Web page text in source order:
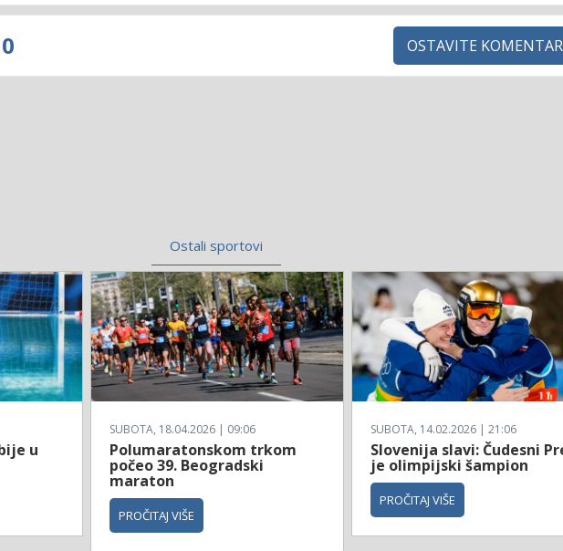
0 OSTAVITE KOMENTAR
Ostali sportovi
u
SUBOTA, 18.04.2026 | 09:06
Polumaratonskom trkom
počeo 39. Beogradski
maraton
PROČITAJ VIŠE
SUBOTA, 14.02.2026 | 21:06
Slovenija slavi: Čudesni
je olimpijski šampion
PROČITAJ VIŠE